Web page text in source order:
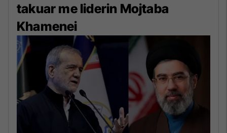
takuar me liderin Mojtaba
Khamenei